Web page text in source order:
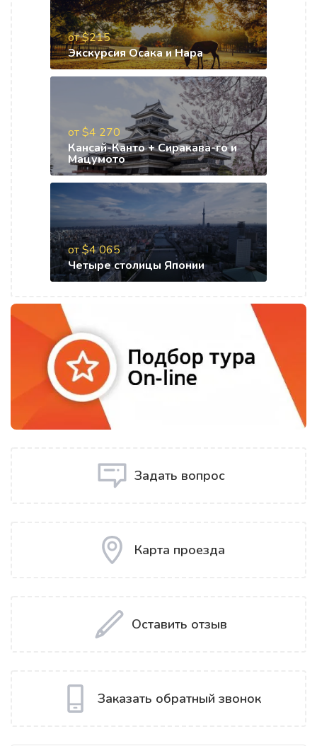
от $215
Экскурсия Осака и Нара
от $4 270
Кансай-Канто + Сиракава-го и
Мацумото
от $4 065
Четыре столицы Японии
Задать вопрос
Карта проезда
Оставить отзыв
Заказать обратный звонок